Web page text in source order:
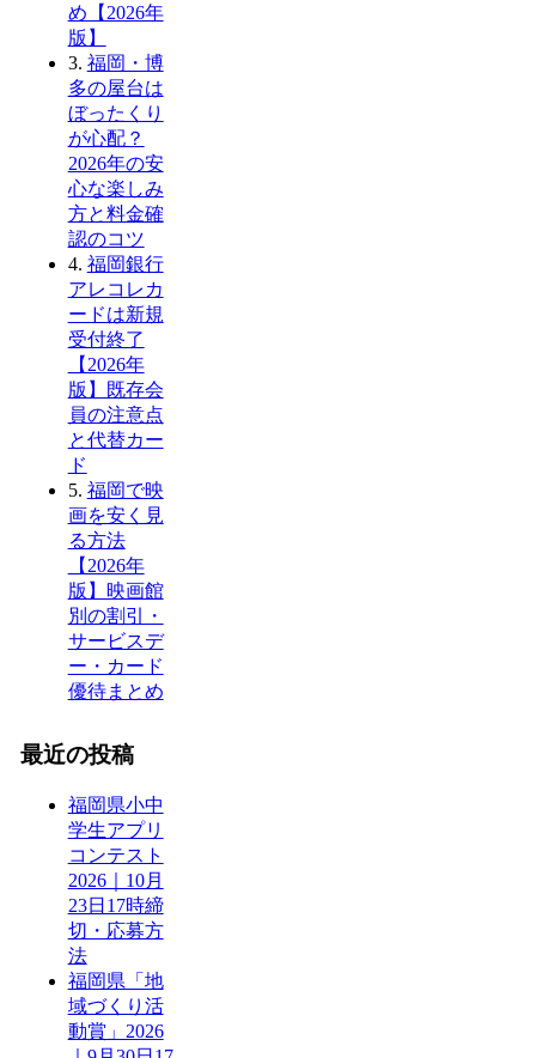
め【2026年
版】
3. 福岡・博
多の屋台は
ぼったくり
が心配？
2026年の安
心な楽しみ
方と料金確
認のコツ
4. 福岡銀行
アレコレカ
ードは新規
受付終了
【2026年
版】既存会
員の注意点
と代替カー
ド
5. 福岡で映
画を安く見
る方法
【2026年
版】映画館
別の割引・
サービスデ
ー・カード
優待まとめ
最近の投稿
福岡県小中
学生アプリ
コンテスト
2026｜10月
23日17時締
切・応募方
法
福岡県「地
域づくり活
動賞」2026